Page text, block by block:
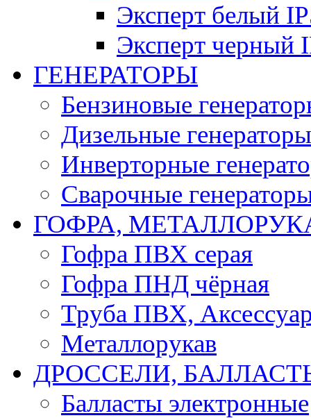
Эксперт белый
Эксперт черный
ГЕНЕРАТОРЫ
Бензиновые
Дизельные генераторы
Инверторные
Сварочные
ГОФРА,
Гофра ПВХ серая
Гофра ПНД чёрная
Труба ПВХ,
Металлорукав
ДРОССЕЛИ,
Балласты электронные